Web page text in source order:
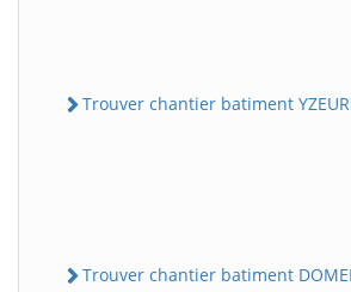
Trouver chantier batiment
Trouver chantier batiment